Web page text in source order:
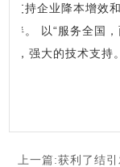
支持企业降本增效
伴。 以“服务全国
，强大的技术支持
上一篇:获利了结